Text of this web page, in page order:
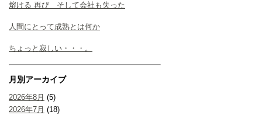
熔ける 再び そして会社も失った
人間にとって成熟とは何か
ちょっと寂しい・・・。
月別アーカイブ
2026年8月 (5)
2026年7月 (18)